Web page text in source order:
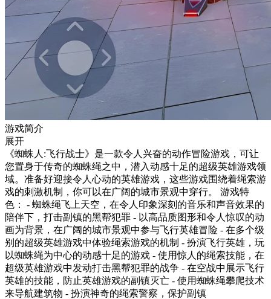
游戏简介
展开
《蜘蛛人:飞行战士》是一款令人兴奋的动作冒险游戏，可让
您置身于传奇的蜘蛛绳之中，潜入动感十足的超级英雄游戏领
域。准备好迎接令人心动的英雄游戏，这些游戏围绕着绳索游
戏的刺激机制，你可以在广阔的城市景观中穿行。 游戏特
色： - 蜘蛛绳飞上天空，在令人印象深刻的音乐和声音效果的
陪伴下，打击副镇的黑帮犯罪 - 以高品质图形和令人惊叹的动
画为背景，在广阔的城市景观中参与飞行英雄冒险 - 在多个级
别的超级英雄游戏中体验绳索游戏的机制 - 扮演飞行英雄，玩
以蜘蛛绳为中心的动感十足的游戏 - 使用惊人的绳索技能，在
超级英雄游戏中发动打击黑帮犯罪的战争 - 在空战中展示飞行
英雄的技能，防止英雄游戏的副镇灭亡 - 使用蜘蛛绳攀爬技术
来导航建筑物 - 扮演神奇的绳索警察，保护副镇